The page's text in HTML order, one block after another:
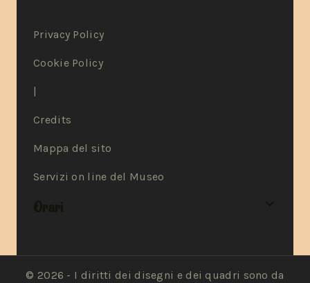
Privacy Policy
Cookie Policy
|
Credits
Mappa del sito
Servizi on line del Museo
© 2026 - I diritti dei disegni e dei quadri sono da